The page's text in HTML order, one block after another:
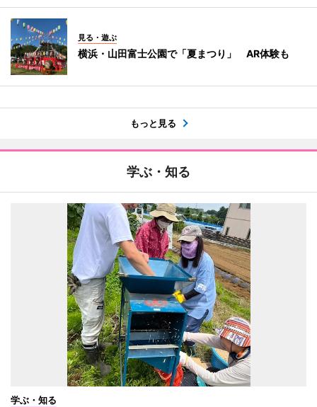
見る・遊ぶ
横浜・山田富士公園で「夏まつり」 AR体験も
もっと見る
学ぶ・知る
学ぶ・知る